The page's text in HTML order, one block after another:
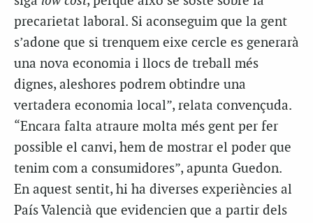
precarietat laboral. Si aconseguim que la gent
s’adone que si trenquem eixe cercle es generarà
una nova economia i llocs de treball més
dignes, aleshores podrem obtindre una
vertadera economia local”, relata convençuda.
“Encara falta atraure molta més gent per fer
possible el canvi, hem de mostrar el poder que
tenim com a consumidores”, apunta Guedon.
En aquest sentit, hi ha diverses experiències al
País Valencià que evidencien que a partir dels